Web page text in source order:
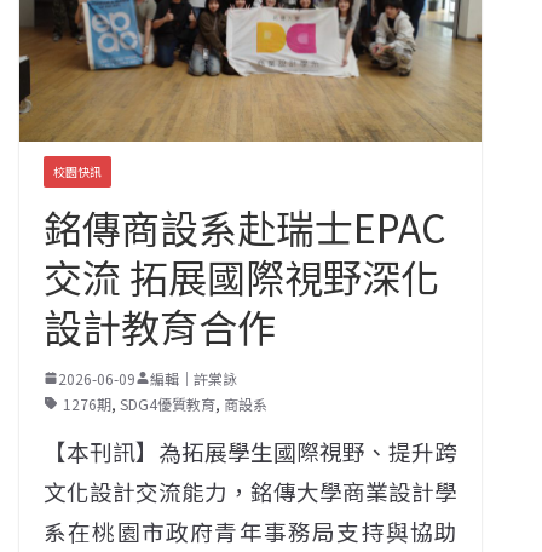
校園快訊
銘傳商設系赴瑞士EPAC
交流 拓展國際視野深化
設計教育合作
2026-06-09
編輯｜許棠詠
1276期, SDG4優質教育, 商設系
【本刊訊】為拓展學生國際視野、提升跨
文化設計交流能力，銘傳大學商業設計學
系在桃園市政府青年事務局支持與協助